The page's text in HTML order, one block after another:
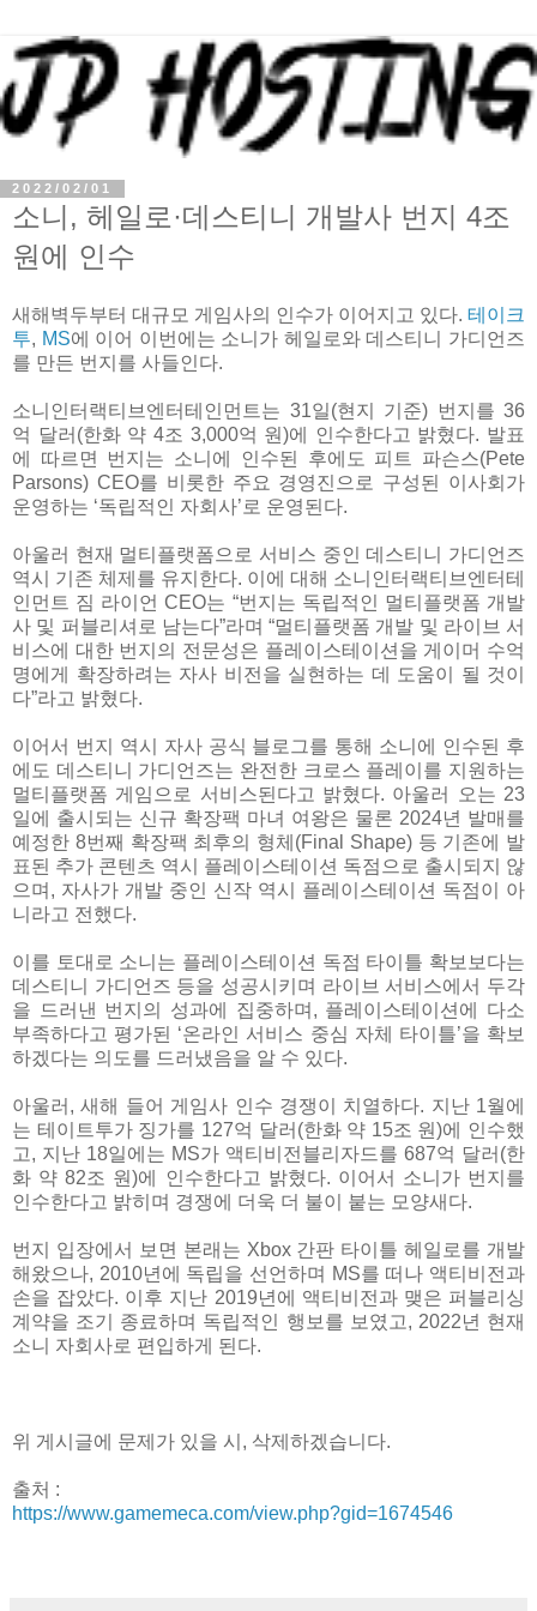
2022/02/01
소니, 헤일로·데스티니 개발사 번지 4조
원에 인수
새해벽두부터 대규모 게임사의 인수가 이어지고 있다. 테이크
투, MS에 이어 이번에는 소니가 헤일로와 데스티니 가디언즈
를 만든 번지를 사들인다.
소니인터랙티브엔터테인먼트는 31일(현지 기준) 번지를 36
억 달러(한화 약 4조 3,000억 원)에 인수한다고 밝혔다. 발표
에 따르면 번지는 소니에 인수된 후에도 피트 파슨스(Pete
Parsons) CEO를 비롯한 주요 경영진으로 구성된 이사회가
운영하는 ‘독립적인 자회사’로 운영된다.
아울러 현재 멀티플랫폼으로 서비스 중인 데스티니 가디언즈
역시 기존 체제를 유지한다. 이에 대해 소니인터랙티브엔터테
인먼트 짐 라이언 CEO는 “번지는 독립적인 멀티플랫폼 개발
사 및 퍼블리셔로 남는다”라며 “멀티플랫폼 개발 및 라이브 서
비스에 대한 번지의 전문성은 플레이스테이션을 게이머 수억
명에게 확장하려는 자사 비전을 실현하는 데 도움이 될 것이
다”라고 밝혔다.
이어서 번지 역시 자사 공식 블로그를 통해 소니에 인수된 후
에도 데스티니 가디언즈는 완전한 크로스 플레이를 지원하는
멀티플랫폼 게임으로 서비스된다고 밝혔다. 아울러 오는 23
일에 출시되는 신규 확장팩 마녀 여왕은 물론 2024년 발매를
예정한 8번째 확장팩 최후의 형체(Final Shape) 등 기존에 발
표된 추가 콘텐츠 역시 플레이스테이션 독점으로 출시되지 않
으며, 자사가 개발 중인 신작 역시 플레이스테이션 독점이 아
니라고 전했다.
이를 토대로 소니는 플레이스테이션 독점 타이틀 확보보다는
데스티니 가디언즈 등을 성공시키며 라이브 서비스에서 두각
을 드러낸 번지의 성과에 집중하며, 플레이스테이션에 다소
부족하다고 평가된 ‘온라인 서비스 중심 자체 타이틀’을 확보
하겠다는 의도를 드러냈음을 알 수 있다.
아울러, 새해 들어 게임사 인수 경쟁이 치열하다. 지난 1월에
는 테이트투가 징가를 127억 달러(한화 약 15조 원)에 인수했
고, 지난 18일에는 MS가 액티비전블리자드를 687억 달러(한
화 약 82조 원)에 인수한다고 밝혔다. 이어서 소니가 번지를
인수한다고 밝히며 경쟁에 더욱 더 불이 붙는 모양새다.
번지 입장에서 보면 본래는 Xbox 간판 타이틀 헤일로를 개발
해왔으나, 2010년에 독립을 선언하며 MS를 떠나 액티비전과
손을 잡았다. 이후 지난 2019년에 액티비전과 맺은 퍼블리싱
계약을 조기 종료하며 독립적인 행보를 보였고, 2022년 현재
소니 자회사로 편입하게 된다.
위 게시글에 문제가 있을 시, 삭제하겠습니다.
출처 :
https://www.gamemeca.com/view.php?gid=1674546